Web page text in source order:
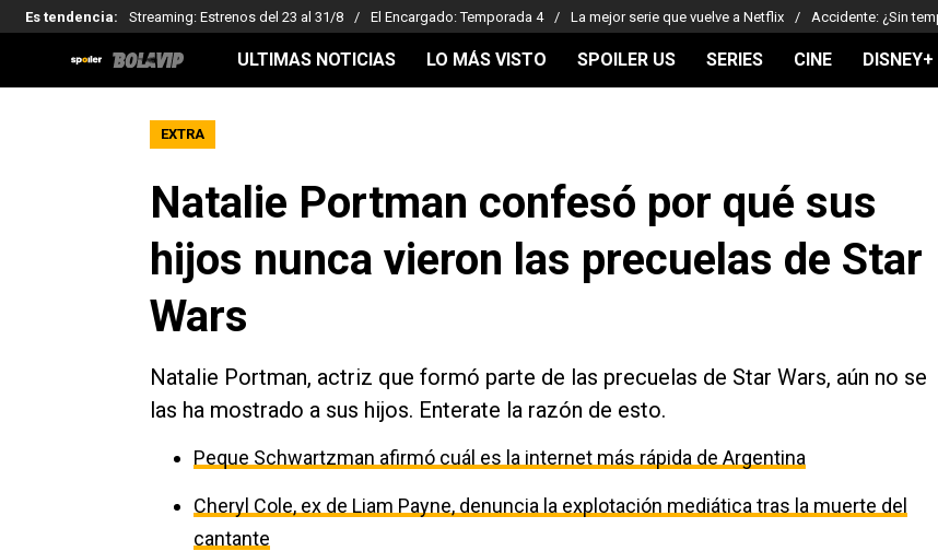
Es tendencia: Streaming: Estrenos del 23 al 31/8 El Encargado: Temporada 4 La mejor serie que vuelve a Netflix Accidente: ¿Sin
ULTIMAS NOTICIAS LO MÁS VISTO SPOILER US SERIES CINE DISNEY+
EXTRA
Natalie Portman confesó por qué sus
hijos nunca vieron las precuelas de Star
Wars
Natalie Portman, actriz que formó parte de las precuelas de Star Wars, aún no se
las ha mostrado a sus hijos. Enterate la razón de esto.
Peque Schwartzman afirmó cuál es la internet más rápida de Argentina
Cheryl Cole, ex de Liam Payne, denuncia la explotación mediática tras la muerte del
cantante